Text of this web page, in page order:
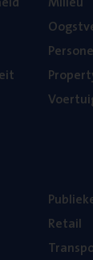
Retail